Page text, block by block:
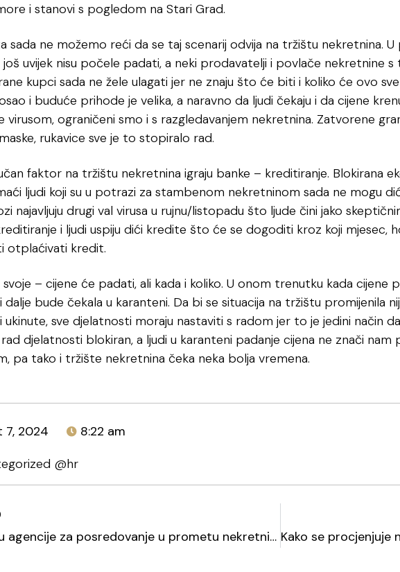
i stanovi s pogledom na Stari Grad.
sada ne možemo reći da se taj scenarij odvija na tržištu nekretnina.
uvijek nisu počele padati, a neki prodavatelji i povlače nekretnine s
kupci sada ne žele ulagati jer ne znaju što će biti i koliko će ovo
i buduće prihode je velika, a naravno da ljudi čekaju i da cijene
virusom, ograničeni smo i s razgledavanjem nekretnina. Zatvorene
rukavice sve je to stopiralo rad.
faktor na tržištu nekretnina igraju banke – kreditiranje. Blokirana
ljudi koji su u potrazi za stambenom nekretninom sada ne mogu
najavljuju drugi val virusa u rujnu/listopadu što ljude čini jako
i ljudi uspiju dići kredite što će se dogoditi kroz koji mjesec,
otplaćivati kredit.
svoje – cijene će padati, ali kada i koliko. U onom trenutku kada cijene
dalje bude čekala u karanteni. Da bi se situacija na tržištu promijenila
sve djelatnosti moraju nastaviti s radom jer to je jedini način
djelatnosti blokiran, a ljudi u karanteni padanje cijena ne znači nam
pa tako i tržište nekretnina čeka neka bolja vremena.
7, 2024
8:22 am
@hr
Kako su agencije za posredovanje u prometu nekretnina svojim krivim procjenama napuhale cijene nekretnina?